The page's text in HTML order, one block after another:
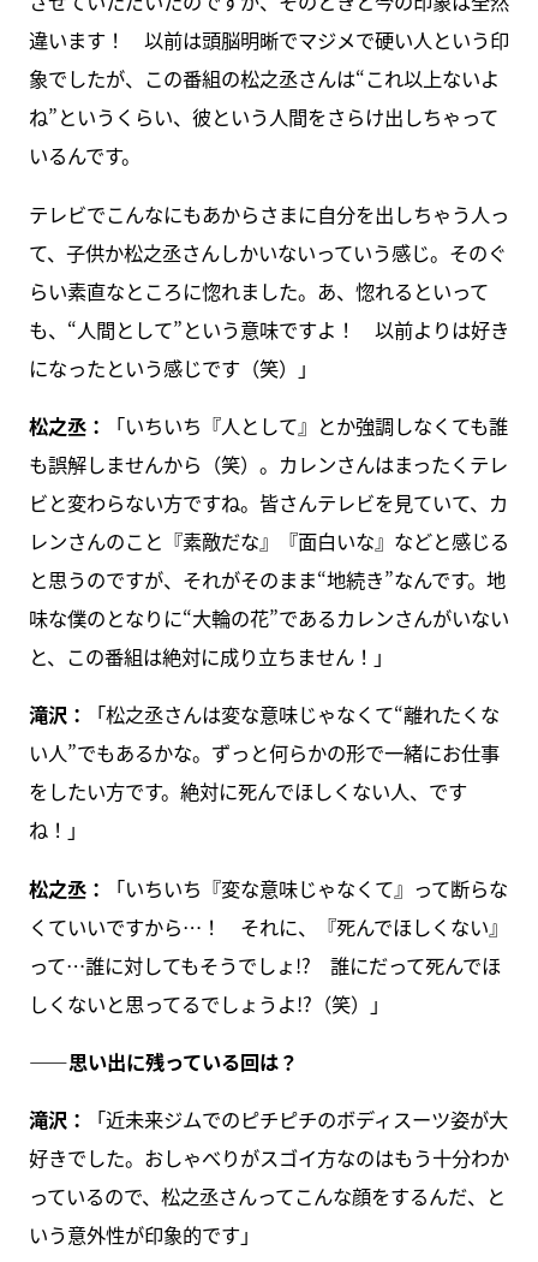
違います！ 以前は頭脳明晰でマジメで硬い人という印
象でしたが、この番組の松之丞さんは“これ以上ないよ
ね”というくらい、彼という人間をさらけ出しちゃって
いるんです。
テレビでこんなにもあからさまに自分を出しちゃう人っ
て、子供か松之丞さんしかいないっていう感じ。そのぐ
らい素直なところに惚れました。あ、惚れるといって
も、“人間として”という意味ですよ！ 以前よりは好き
になったという感じです（笑）」
松之丞：
「いちいち『人として』とか強調しなくても誰
も誤解しませんから（笑）。カレンさんはまったくテレ
ビと変わらない方ですね。皆さんテレビを見ていて、カ
レンさんのこと『素敵だな』『面白いな』などと感じる
と思うのですが、それがそのまま“地続き”なんです。地
味な僕のとなりに“大輪の花”であるカレンさんがいない
と、この番組は絶対に成り立ちません！」
滝沢：
「松之丞さんは変な意味じゃなくて“離れたくな
い人”でもあるかな。ずっと何らかの形で一緒にお仕事
をしたい方です。絶対に死んでほしくない人、です
ね！」
松之丞：
「いちいち『変な意味じゃなくて』って断らな
くていいですから…！ それに、『死んでほしくない』
って…誰に対してもそうでしょ!? 誰にだって死んでほ
しくないと思ってるでしょうよ!?（笑）」
――思い出に残っている回は？
滝沢：
「近未来ジムでのピチピチのボディスーツ姿が大
好きでした。おしゃべりがスゴイ方なのはもう十分わか
っているので、松之丞さんってこんな顔をするんだ、と
いう意外性が印象的です」